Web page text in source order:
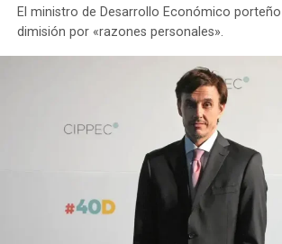
El ministro de Desarrollo Económico
dimisión por «razones personales».